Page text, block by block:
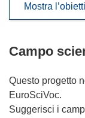
Mostra
Campo
Questo progetto
EuroSciVoc.
Suggerisci i